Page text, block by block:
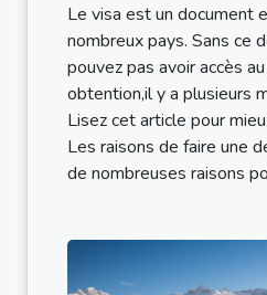
Le visa est un document
nombreux pays. Sans ce
pouvez pas avoir accès
obtention,il y a plusieurs
Lisez cet article pour
Les raisons de faire une
de nombreuses raisons